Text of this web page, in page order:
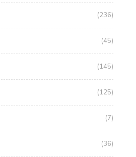
(236)
(45)
(145)
(125)
(7)
(36)